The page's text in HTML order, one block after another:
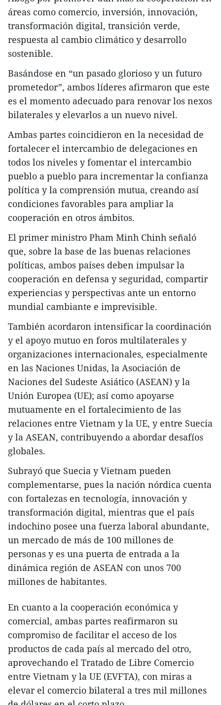
áreas como comercio, inversión, innovación,
transformación digital, transición verde,
respuesta al cambio climático y desarrollo
sostenible.
Basándose en “un pasado glorioso y un futuro
prometedor”, ambos líderes afirmaron que este
es el momento adecuado para renovar los nexos
bilaterales y elevarlos a un nuevo nivel.
Ambas partes coincidieron en la necesidad de
fortalecer el intercambio de delegaciones en
todos los niveles y fomentar el intercambio
pueblo a pueblo para incrementar la confianza
política y la comprensión mutua, creando así
condiciones favorables para ampliar la
cooperación en otros ámbitos.
El primer ministro Pham Minh Chinh señaló
que, sobre la base de las buenas relaciones
políticas, ambos países deben impulsar la
cooperación en defensa y seguridad, compartir
experiencias y perspectivas ante un entorno
mundial cambiante e imprevisible.
También acordaron intensificar la coordinación
y el apoyo mutuo en foros multilaterales y
organizaciones internacionales, especialmente
en las Naciones Unidas, la Asociación de
Naciones del Sudeste Asiático (ASEAN) y la
Unión Europea (UE); así como apoyarse
mutuamente en el fortalecimiento de las
relaciones entre Vietnam y la UE, y entre Suecia
y la ASEAN, contribuyendo a abordar desafíos
globales.
Subrayó que Suecia y Vietnam pueden
complementarse, pues la nación nórdica cuenta
con fortalezas en tecnología, innovación y
transformación digital, mientras que el país
indochino posee una fuerza laboral abundante,
un mercado de más de 100 millones de
personas y es una puerta de entrada a la
dinámica región de ASEAN con unos 700
millones de habitantes.
En cuanto a la cooperación económica y
comercial, ambas partes reafirmaron su
compromiso de facilitar el acceso de los
productos de cada país al mercado del otro,
aprovechando el Tratado de Libre Comercio
entre Vietnam y la UE (EVFTA), con miras a
elevar el comercio bilateral a tres mil millones